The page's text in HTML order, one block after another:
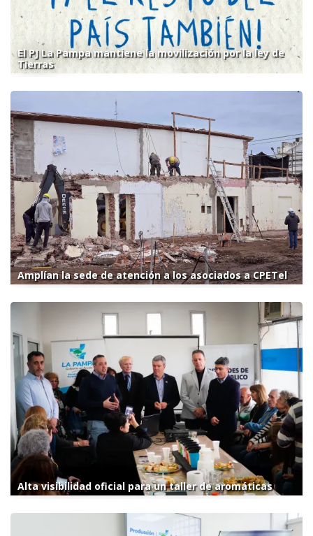
El PJ La Pampa mantiene la movilización por la ley de
Tierras
Amplían la sede de atención a los asociados a CPETel
Alta visibilidad oficial para un taller de aromáticas